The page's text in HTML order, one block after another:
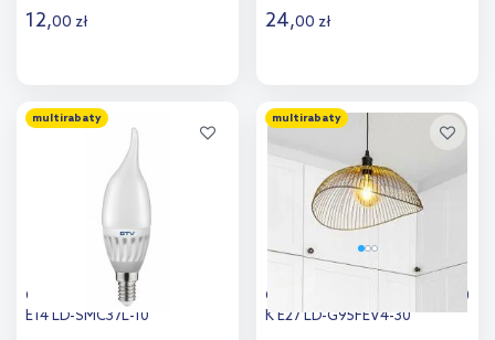
12,00 zł
Dodaj do
porównania
24,00 zł
Dodaj do
porównania
multirabaty
GTV żarówka 1x10 W 3000 K
E14 LD-SMC37L-10
multirabaty
GTV żarówka LED 1x4 W 3000
K E27 LD-G95FEV4-30